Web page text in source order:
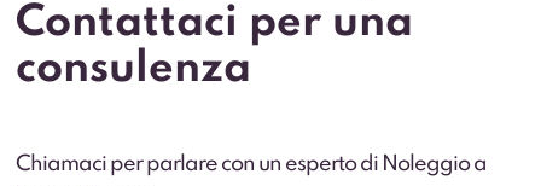
Contattaci per una
consulenza
Chiamaci per parlare con un esperto di Noleggio a